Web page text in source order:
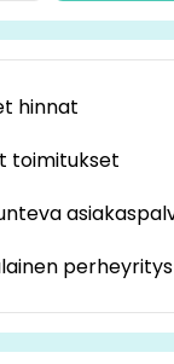
hinnat
toimitukset
perheyritys